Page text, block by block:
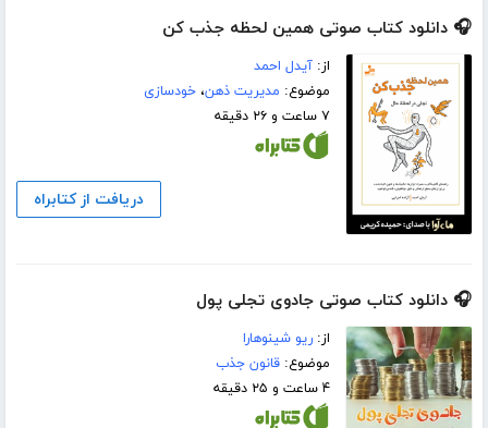
🎧 دانلود کتاب صوتی همین لحظه جذب کن
از:آیدل احمد
موضوع: مدیریت ذهن،خودسازی
۷ ساعت و ۲۶ دقیقه
دریافت از کتابراه
🎧 دانلود کتاب صوتی جادوی تجلی پول
از:ریو شینوهارا
موضوع:قانون جذب
۴ ساعت و ۲۵ دقیقه